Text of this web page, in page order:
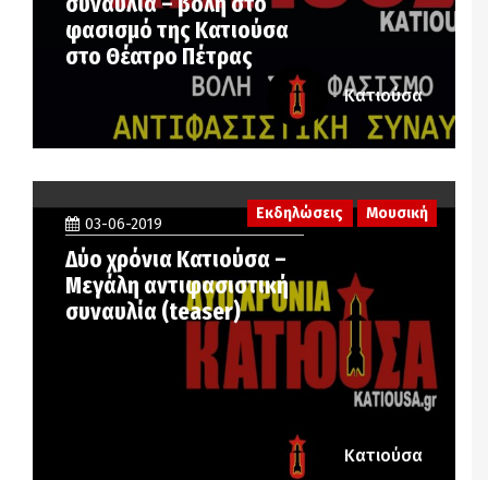
φασισμό της Κατιούσα
στο Θέατρο Πέτρας
Κατιούσα
03-06-2019
Δύο χρόνια Κατιούσα –
Μεγάλη αντιφασιστική
συναυλία (teaser)
Εκδηλώσεις Μουσική
Κατιούσα